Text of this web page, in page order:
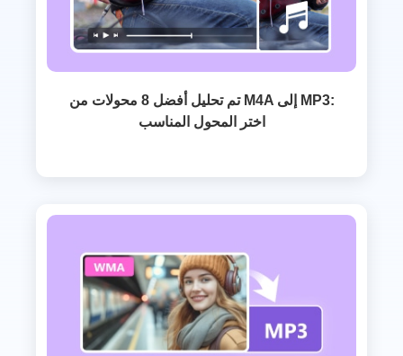
تم تحليل أفضل 8 محولات من M4A إلى MP3:
اختر المحول المناسب